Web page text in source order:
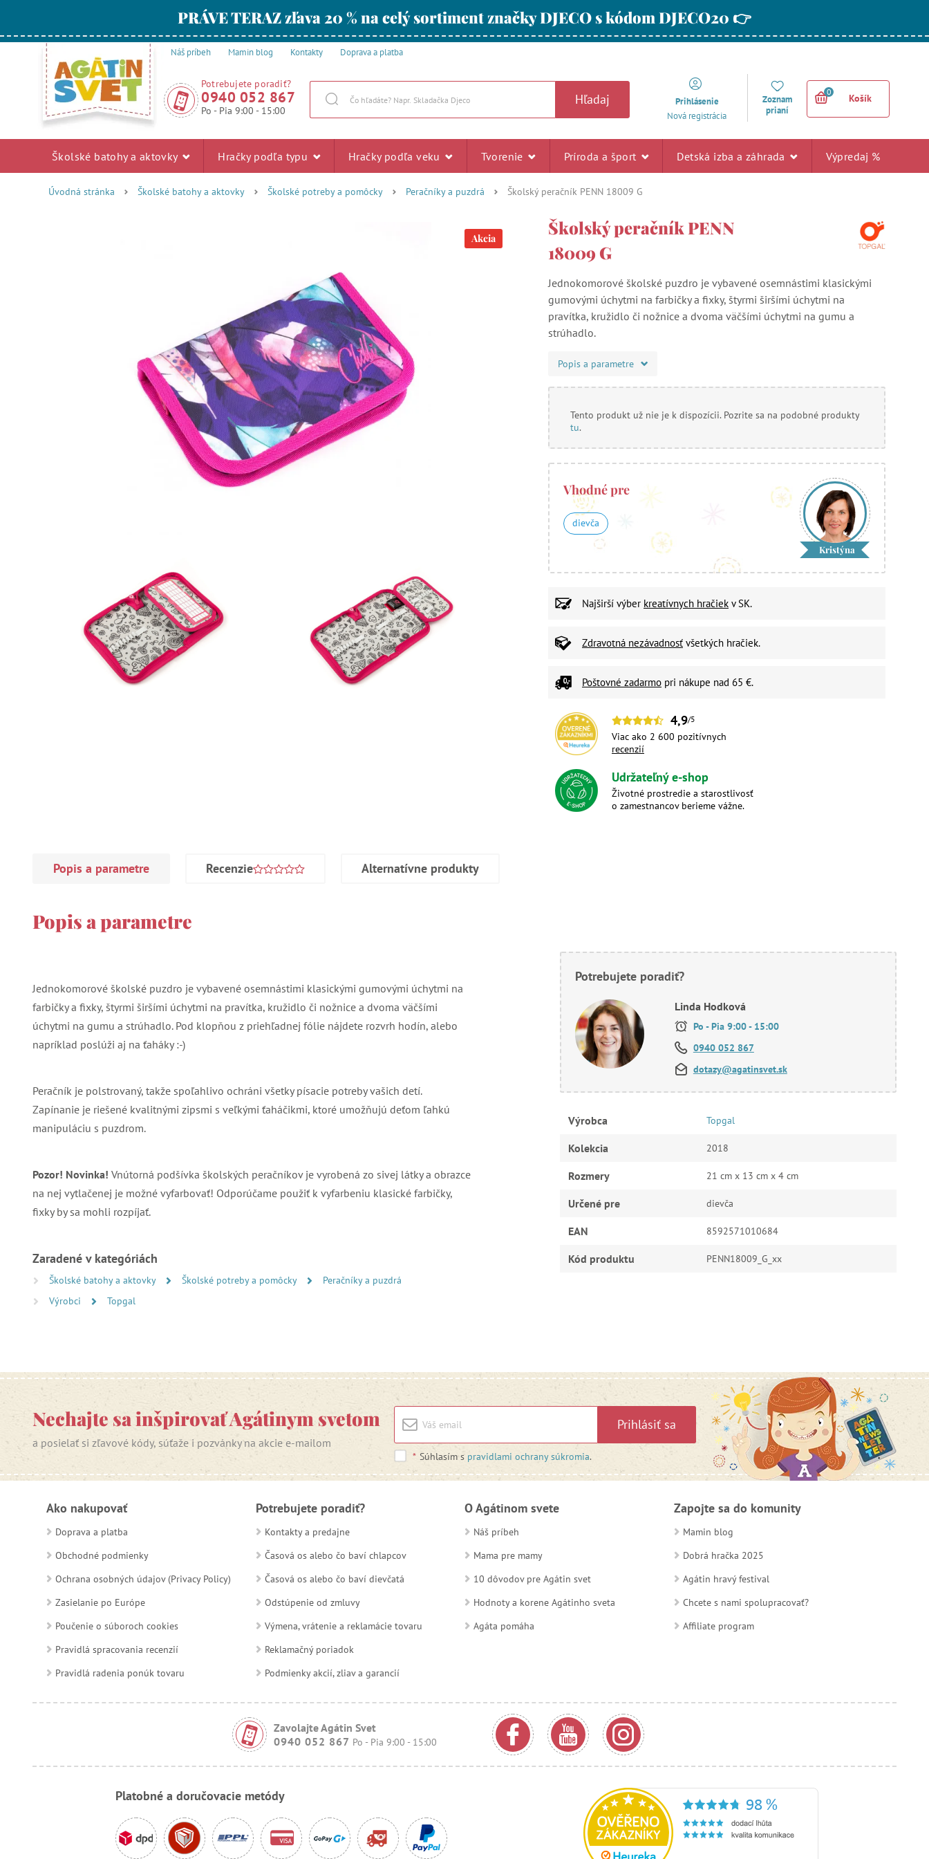
PRÁVE TERAZ zľava 20 % na celý sortiment značky DJECO s kódom DJECO20 👉
Náš príbeh Mamin blog Kontakty Doprava a platba
Potrebujete poradiť?
0940 052 867
Po - Pia 9:00 - 15:00
Hľadaj
Prihlásenie
Nová registrácia
Zoznam
prianí
0
Košík
Školské batohy a aktovky Hračky podľa typu Hračky podľa veku Tvorenie Príroda a šport Detská izba a záhrada Výpredaj %
Úvodná stránka Školské batohy a aktovky Školské potreby a pomôcky Peračníky a puzdrá Školský peračník PENN 18009 G
Akcia
Školský peračník PENN
18009 G
Jednokomorové školské puzdro je vybavené osemnástimi klasickými
gumovými úchytmi na farbičky a fixky, štyrmi širšími úchytmi na
pravítka, kružidlo či nožnice a dvoma väčšími úchytmi na gumu a
strúhadlo.
Popis a parametre
Tento produkt už nie je k dispozícii. Pozrite sa na podobné produkty
tu.
Vhodné pre
dievča
Kristýna
Najširší výber kreatívnych hračiek v SK.
Zdravotná nezávadnosť všetkých hračiek.
Poštovné zadarmo pri nákupe nad 65 €.
4,9/5
Viac ako 2 600 pozitívnych
recenzií
Udržateľný e-shop
Životné prostredie a starostlivosť
o zamestnancov berieme vážne.
Popis a parametre Recenzie Alternatívne produkty
Popis a parametre
Jednokomorové školské puzdro je vybavené osemnástimi klasickými gumovými úchytmi na
farbičky a fixky, štyrmi širšími úchytmi na pravítka, kružidlo či nožnice a dvoma väčšími
úchytmi na gumu a strúhadlo. Pod klopňou z priehľadnej fólie nájdete rozvrh hodín, alebo
napríklad poslúži aj na ťaháky :-)
Peračník je polstrovaný, takže spoľahlivo ochráni všetky písacie potreby vašich detí.
Zapínanie je riešené kvalitnými zipsmi s veľkými ťaháčikmi, ktoré umožňujú deťom ľahkú
manipuláciu s puzdrom.
Pozor! Novinka! Vnútorná podšívka školských peračníkov je vyrobená zo sivej látky a obrazce
na nej vytlačenej je možné vyfarbovať! Odporúčame použiť k vyfarbeniu klasické farbičky,
fixky by sa mohli rozpíjať.
Zaradené v kategóriách
Školské batohy a aktovky Školské potreby a pomôcky
Peračníky a puzdrá
Výrobci
Topgal
Potrebujete poradiť?
Linda Hodková
Po - Pia 9:00 - 15:00
0940 052 867
dotazy@agatinsvet.sk
Výrobca Topgal
Kolekcia 2018
Rozmery 21 cm x 13 cm x 4 cm
Určené pre dievča
EAN 8592571010684
Kód produktu PENN18009_G_xx
Nechajte sa inšpirovať Agátinym svetom
a posielať si zľavové kódy, súťaže i pozvánky na akcie e-mailom
Prihlásiť sa
* Súhlasím s pravidlami ochrany súkromia.
Ako nakupovať
Doprava a platba
Obchodné podmienky
Ochrana osobných údajov (Privacy Policy)
Zasielanie po Európe
Poučenie o súboroch cookies
Pravidlá spracovania recenzií
Pravidlá radenia ponúk tovaru
Potrebujete poradiť?
Kontakty a predajne
Časová os alebo čo baví chlapcov
Časová os alebo čo baví dievčatá
Odstúpenie od zmluvy
Výmena, vrátenie a reklamácie tovaru
Reklamačný poriadok
Podmienky akcií, zliav a garancií
O Agátinom svete
Náš príbeh
Mama pre mamy
10 dôvodov pre Agátin svet
Hodnoty a korene Agátinho sveta
Agáta pomáha
Zapojte sa do komunity
Mamin blog
Dobrá hračka 2025
Agátin hravý festival
Chcete s nami spolupracovať?
Affiliate program
Zavolajte Agátin Svet
0940 052 867 Po - Pia 9:00 - 15:00
Platobné a doručovacie metódy